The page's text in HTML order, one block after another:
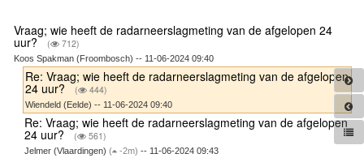
Vraag; wie heeft de radarneerslagmeting van de afgelopen 24
uur? ( 712)
Koos Spakman (Froombosch) -- 11-06-2024 09:40
Re: Vraag; wie heeft de radarneerslagmeting van de afgelopen
24 uur? ( 444)
Wiendeld (Eelde) -- 11-06-2024 09:40
Re: Vraag; wie heeft de radarneerslagmeting van de afgelopen
24 uur? ( 561)
Jelmer (Vlaardingen) ( -2m) -- 11-06-2024 09:43